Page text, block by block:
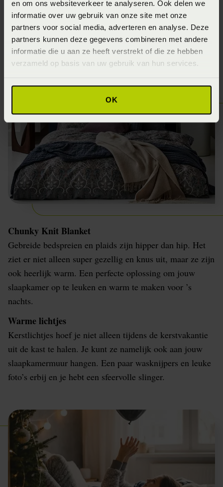
en om ons websiteverkeer te analyseren. Ook delen we
informatie over uw gebruik van onze site met onze
partners voor social media, adverteren en analyse. Deze
partners kunnen deze gegevens combineren met andere
informatie die u aan ze heeft verstrekt of die ze hebben
verzameld op basis van uw gebruik van hun services.
OK
materialen vraagt de winter toch echt om beddengoed in
warme kleuren en stoffen. Warme kleuren en winterse
printen toveren jouw slaapkamer om in een warm,
sfeervolle plek.
Chunky Knit Blanket
Gebreide bedspreien en plaids zijn hipper dan hip. Het
ziet er niet alleen super gezellig en knus uit, maar ze zijn
ook heerlijk warm. Een perfecte oplossing om jouw
slaapkamer op te leuken en warm te maken voor ’s
nachts.
Warme lichtjes
Kerstlichtjes hoef je niet alleen tijdens de kerstvakantie
uit de kast te halen. Je kunt ze namelijk ook aan jouw
slaapkamermuur hangen. Een paar wasknijpers en leuke
foto’s erbij en je hebt een sfeervolle slinger.